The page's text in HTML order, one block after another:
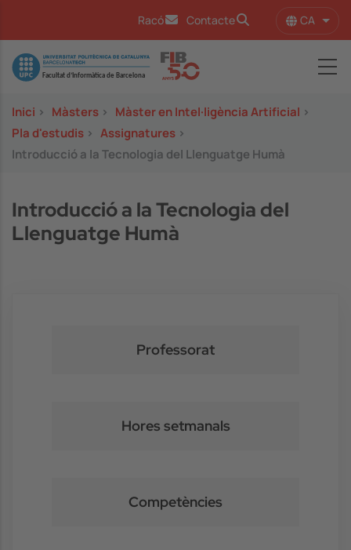
Racó Contacte CA
Image
Inici > Màsters > Màster en Intel·ligència Artificial >
Pla d'estudis > Assignatures >
Introducció a la Tecnologia del Llenguatge Humà
Introducció a la Tecnologia del
Llenguatge Humà
Professorat
Hores setmanals
Competències